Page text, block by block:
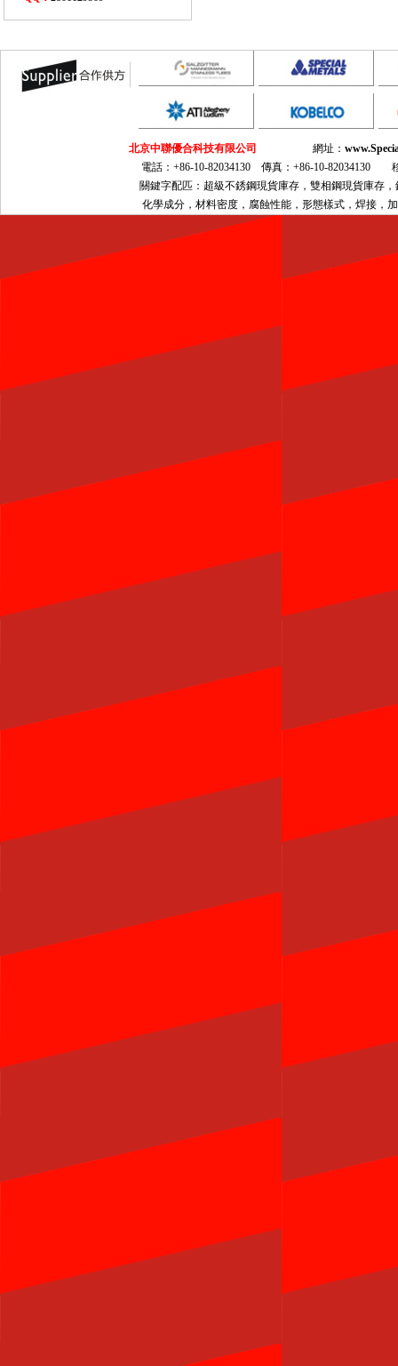
北京中聯優合科技有限公司 網址：
電話：+86-10-82034130 傳真：+86-10-82034130
關鍵字配匹：超級不銹鋼現貨庫存，雙相鋼現貨庫存，鎳基合金
化學成分，材料密度，腐蝕性能，形態樣式，焊接，加工，熱